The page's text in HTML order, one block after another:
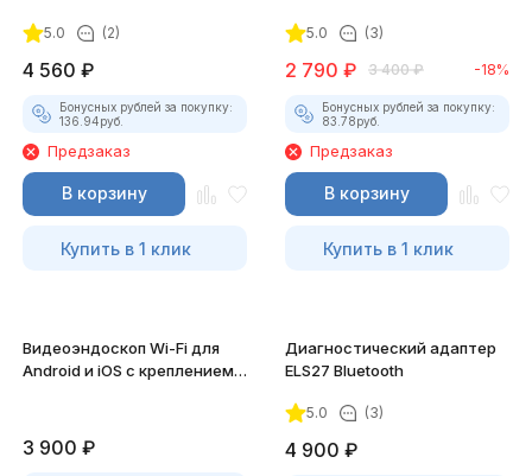
5.0 (2)
4 560 ₽
Бонусных рублей за покупку:
136.94руб.
Предзаказ
В корзину
Купить в 1 клик
5.0 (3)
2 790 ₽ 3 400 ₽ -18%
Бонусных рублей за покупку:
83.78руб.
Предзаказ
В корзину
Купить в 1 клик
Видеоэндоскоп Wi-Fi для
Android и iOS с креплением
3 900 ₽
Диагностический адаптер
ELS27 Bluetooth
5.0 (3)
4 900 ₽